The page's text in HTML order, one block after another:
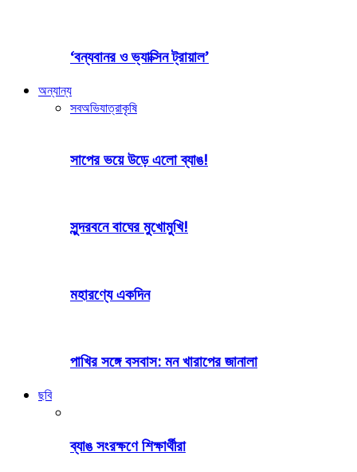
‘বন্যবানর ও ভ্যাক্সিন ট্রায়াল’
অন্যান্য
সবঅভিযাত্রাকৃষি
সাপের ভয়ে উড়ে এলো ব্যাঙ!
সুন্দরবনে বাঘের মুখোমুখি!
মহারণ্যে একদিন
পাখির সঙ্গে বসবাস: মন খারাপের জানালা
ছবি
ব্যাঙ সংরক্ষণে শিক্ষার্থীরা